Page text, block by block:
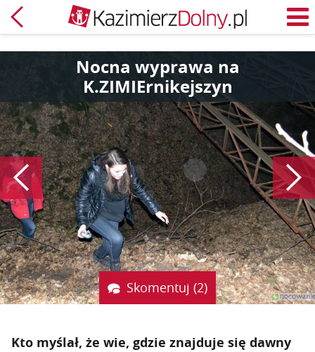
Powrót
Nocna wyprawa na
K.ZIMIErnikejszyn
Poprzedni
Skomentuj (2)
Kto myślał, że wie, gdzie znajduje się dawny